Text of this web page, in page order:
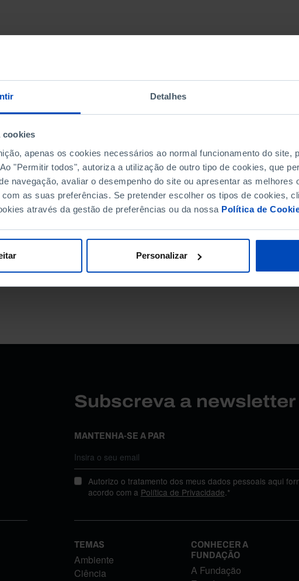
Detalhes
cookies
apenas os cookies necessários ao normal funcionamento do site,
"Permitir todos", autoriza a utilização de outro tipo de cookies, que
navegação, avaliar o desempenho do site ou apresentar as melhores
as suas preferências. Se pretender escolher os tipos de cookies,
através da gestão de preferências ou da nossa Política de
Personalizar
DATA DE FIM
Subscreva a
MANTENHA-SE A PAR
Autorizo o tratamento dos meus dados pessoais aqui
acordo com a Política de Privacidade.*
TEMAS
Ambiente
Ciência
CONHECER A
FUNDAÇÃO
A Fundação